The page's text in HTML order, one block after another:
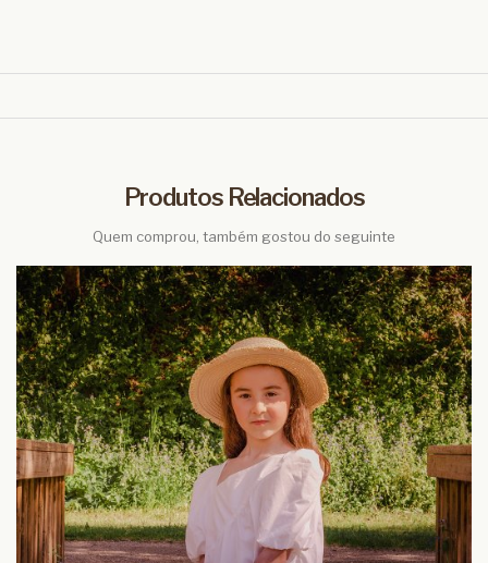
Produtos Relacionados
Quem comprou, também gostou do seguinte